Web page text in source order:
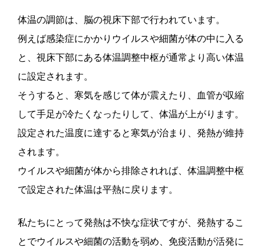
体温の調節は、脳の視床下部で行われています。
例えば感染症にかかりウイルスや細菌が体の中に入る
と、視床下部にある体温調整中枢が通常より高い体温
に設定されます。
そうすると、寒気を感じて体が震えたり、血管が収縮
して手足が冷たくなったりして、体温が上がります。
設定された温度に達すると寒気が治まり、発熱が維持
されます。
ウイルスや細菌が体から排除されれば、体温調整中枢
で設定された体温は平熱に戻ります。
私たちにとって発熱は不快な症状ですが、発熱するこ
とでウイルスや細菌の活動を弱め、免疫活動が活発に